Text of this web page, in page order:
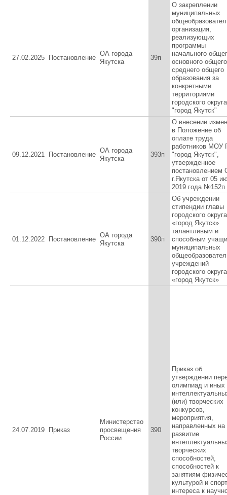
27.02.2025 Постановление
ОА города
Якутска
39п
О закреплении
муниципальных
организация,
реализующих
программы
начального
основного
среднего общего
образования за
конкретными
территориями
городского округа
"город Якутск"
09.12.2021 Постановление
ОА города
Якутска
393п
О внесении
в Положение об
оплате труда
работников МОУ
"город Якутск",
утвержденное
постановлением
г.Якутска от 05
2019 года №152п
01.12.2022 Постановление
ОА города
Якутска
390п
Об учреждении
стипендии главы
городского округа
«город Якутск»
талантливым и
способным
муниципальных
учреждений
городского округа
«город Якутск»
24.07.2019 Приказ
Министерство
просвещения
России
390
Приказ об
утверждении
олимпиад и иных
(или) творческих
конкурсов,
мероприятия,
направленных на
развитие
творческих
способностей,
способностей к
занятиям
культурой и
интереса к